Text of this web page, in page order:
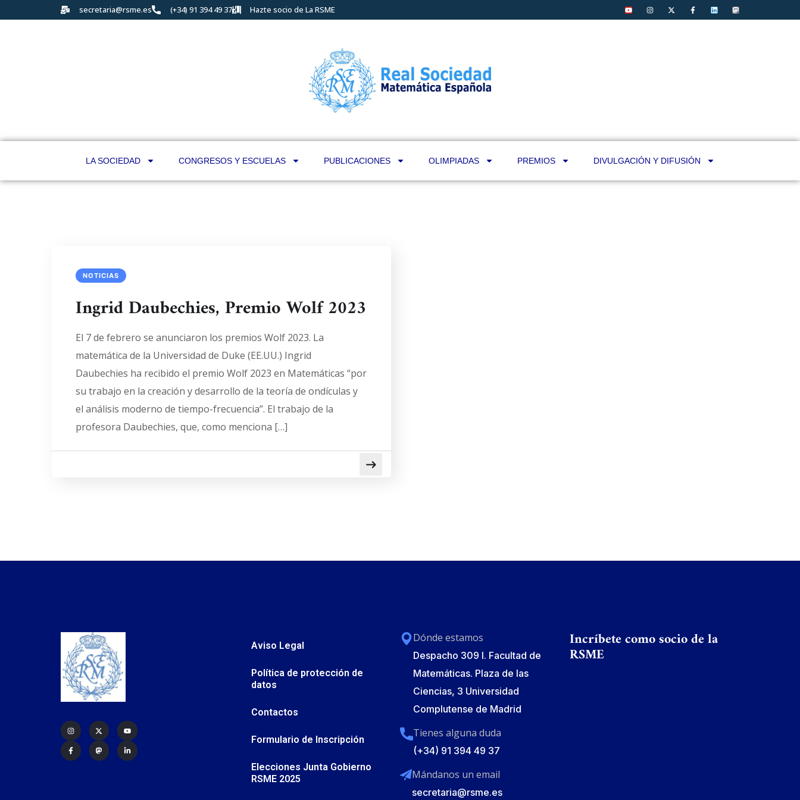
secretaria@rsme.es (+34) 91 394 49 37 Hazte socio de La RSME
LA SOCIEDAD CONGRESOS Y ESCUELAS PUBLICACIONES OLIMPIADAS PREMIOS DIVULGACIÓN Y DIFUSIÓN
NOTICIAS
Ingrid Daubechies, Premio Wolf 2023
El 7 de febrero se anunciaron los premios Wolf 2023. La
matemática de la Universidad de Duke (EE.UU.) Ingrid
Daubechies ha recibido el premio Wolf 2023 en Matemáticas “por
su trabajo en la creación y desarrollo de la teoría de ondículas y
el análisis moderno de tiempo-frecuencia”. El trabajo de la
profesora Daubechies, que, como menciona […]
Aviso Legal
Política de protección de
datos
Contactos
Formulario de Inscripción
Elecciones Junta Gobierno
RSME 2025
Dónde estamos
Despacho 309 I. Facultad de
Matemáticas. Plaza de las
Ciencias, 3 Universidad
Complutense de Madrid
Tienes alguna duda
(+34) 91 394 49 37
Mándanos un email
secretaria@rsme.es
Incríbete como socio de la
RSME